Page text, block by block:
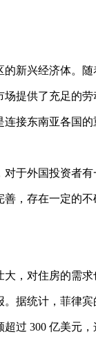
新兴经济体。
提供了充足的劳
接东南亚各国
于外国投资者
，存在一定的不
，对住房的需求
据统计，菲律宾
过 300 亿美元